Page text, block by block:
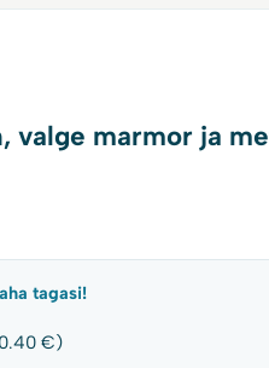
valge marmor ja
tagasi!
€)